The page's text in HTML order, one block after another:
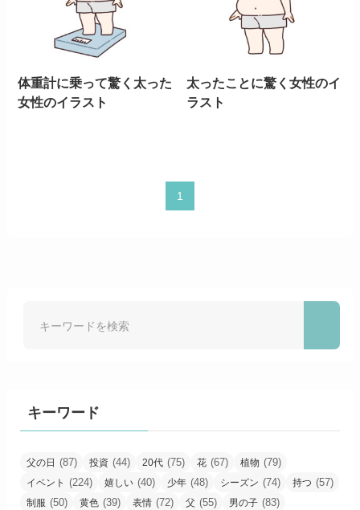
体重計に乗って驚く太った
女性のイラスト
太ったことに驚く女性のイ
ラスト
1
キーワード
父の日 (87) 投資 (44) 20代 (75) 花 (67) 植物 (79)
イベント (224) 嬉しい (40) 少年 (48) シーズン (74) 持つ (57)
制服 (50) 黄色 (39) 表情 (72) 父 (55) 男の子 (83)